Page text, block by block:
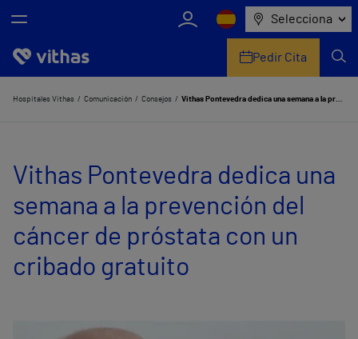
Selecciona
Nosotros
Servicios de salud
Equipo médico y asistencial
Pedir Cita
Hospitales Vithas Comunicación Consejos Vithas Pontevedra dedica una semana a la prevención del cáncer de próstata con un cribado gratuito
Vithas Pontevedra dedica una
semana a la prevención del
cáncer de próstata con un
cribado gratuito